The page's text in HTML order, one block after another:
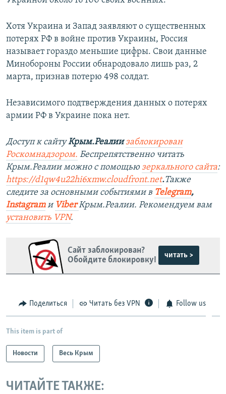
Хотя Украина и Запад заявляют о существенных
потерях РФ в войне против Украины, Россия
называет гораздо меньшие цифры. Свои данные
Минобороны России обнародовало лишь раз, 2
марта, признав потерю 498 солдат.
Независимого подтверждения данных о потерях
армии РФ в Украине пока нет.
Доступ к сайтуКрым.Реалии заблокирован
Роскомнадзором. Беспрепятственно читать
Крым.Реалии можно с помощью зеркального сайта:
https://d1qw4u22hi6xmw.cloudfront.net.Также
следите за основными событиями в Telegram,
Instagramи ViberКрым.Реалии. Рекомендуем вам
установить VPN.
Сайт заблокирован?
Обойдите блокировку!
читать >
Поделиться Читать без VPN Follow us
This item is part of
Новости Весь Крым
ЧИТАЙТЕ ТАКЖЕ: